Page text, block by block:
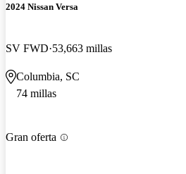
2024 Nissan Versa
SV FWD 53,663 millas
Columbia, SC
74 millas
Gran oferta